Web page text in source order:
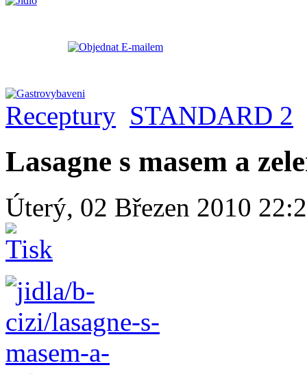
Receptury STANDARD 2
Lasagne s masem a
Úterý, 02 Březen 2010